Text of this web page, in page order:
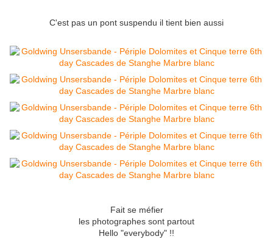
C'est pas un pont suspendu il tient bien aussi
Fait se méfier
les photographes sont partout
Hello "everybody" !!